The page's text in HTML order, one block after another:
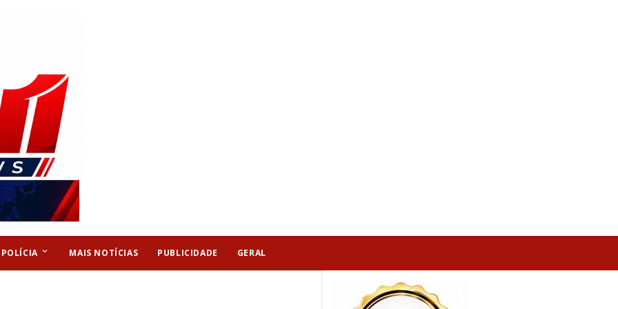
POLÍCIA keyboard_arrow_down MAIS NOTÍCIAS PUBLICIDADE GERAL